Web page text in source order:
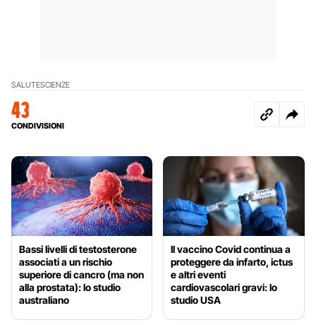
SALUTESCIENZE
43
CONDIVISIONI
Bassi livelli di testosterone
associati a un rischio
superiore di cancro (ma non
alla prostata): lo studio
australiano
Il vaccino Covid continua a
proteggere da infarto, ictus
e altri eventi
cardiovascolari gravi: lo
studio USA